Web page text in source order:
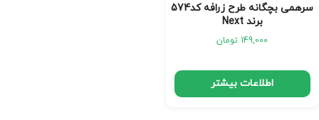
سرهمی بچگانه طرح زرافه کد574
برند Next
149,000 تومان
اطلاعات بیشتر